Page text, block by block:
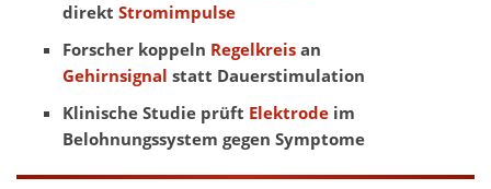
direkt Stromimpulse
Forscher koppeln Regelkreisan
Gehirnsignal statt Dauerstimulation
Klinische Studie prüft Elektrodeim
Belohnungssystem gegen Symptome